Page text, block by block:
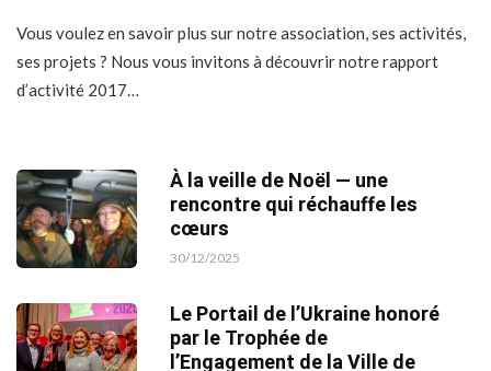
Vous voulez en savoir plus sur notre association, ses activités,
ses projets ? Nous vous invitons à découvrir notre rapport
d’activité 2017…
À la veille de Noël — une
rencontre qui réchauffe les
cœurs
30/12/2025
Le Portail de l’Ukraine honoré
par le Trophée de
l’Engagement de la Ville de